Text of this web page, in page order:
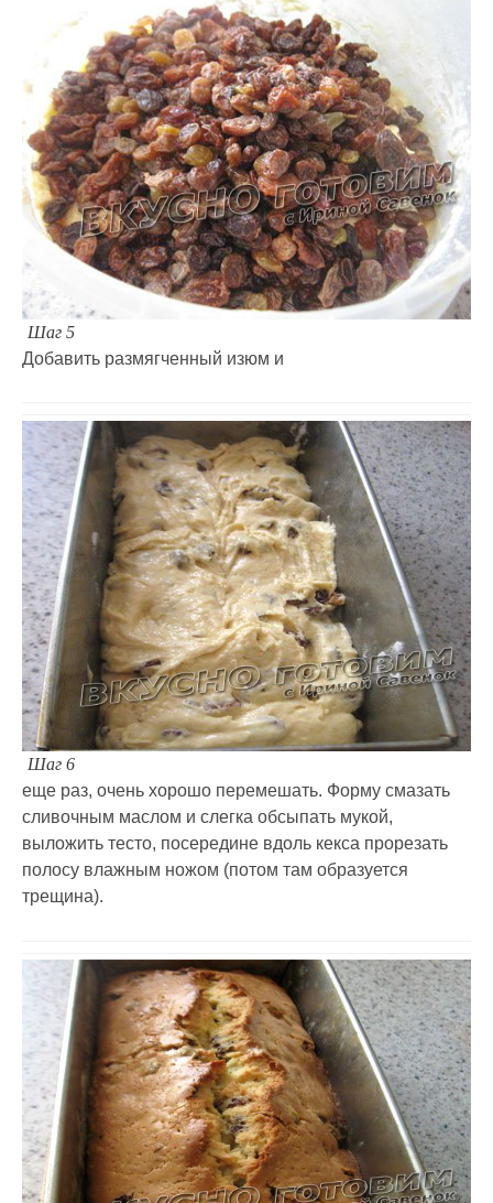
Шаг 5
Добавить размягченный изюм и
Шаг 6
еще раз, очень хорошо перемешать. Форму смазать
сливочным маслом и слегка обсыпать мукой,
выложить тесто, посередине вдоль кекса прорезать
полосу влажным ножом (потом там образуется
трещина).